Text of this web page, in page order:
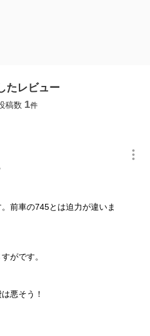
たレビュー
稿数 1件
前車の745とは迫力が違いま
がです。
悪そう！